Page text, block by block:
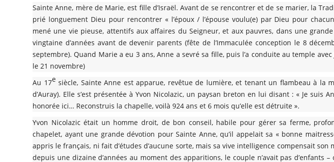
Sainte Anne, mère de Marie, est fille d’Israël. Avant de se rencontrer et de se marier, la
prié longuement Dieu pour rencontrer « l’époux / l’épouse voulu(e) par Dieu pour
mené une vie pieuse, attentifs aux affaires du Seigneur, et aux pauvres, dans une
vingtaine d’années avant de devenir parents (fête de l’Immaculée conception le 8
septembre). Quand Marie a eu 3 ans, Anne a sevré sa fille, puis l’a conduite au temple
le 21 novembre)
Au 17esiècle, Sainte Anne est apparue, revêtue de lumière, et tenant un flambeau à la
d’Auray). Elle s’est présentée à Yvon Nicolazic, un paysan breton en lui disant : « Je suis
honorée ici… Reconstruis la chapelle, voilà 924 ans et 6 mois qu’elle est détruite ».
Yvon Nicolazic était un homme droit, de bon conseil, habile pour gérer sa ferme,
chapelet, ayant une grande dévotion pour Sainte Anne, qu’il appelait sa « bonne
appris le français, ni fait d’études d’aucune sorte, mais sa vive intelligence compensait
depuis une dizaine d’années au moment des apparitions, le couple n’avait pas d’enfants